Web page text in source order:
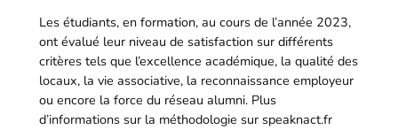
Les étudiants, en formation, au cours de l’année 2023,
ont évalué leur niveau de satisfaction sur différents
critères tels que l’excellence académique, la qualité des
locaux, la vie associative, la reconnaissance employeur
ou encore la force du réseau alumni. Plus
d’informations sur la méthodologie sur speaknact.fr